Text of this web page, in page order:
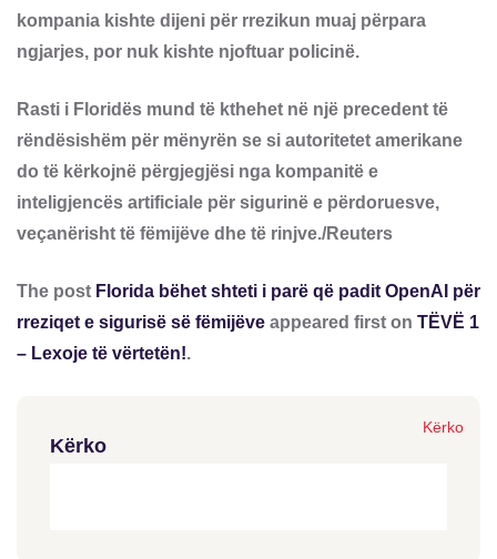
kompania kishte dijeni për rrezikun muaj përpara
ngjarjes, por nuk kishte njoftuar policinë.
Rasti i Floridës mund të kthehet në një precedent të
rëndësishëm për mënyrën se si autoritetet amerikane
do të kërkojnë përgjegjësi nga kompanitë e
inteligjencës artificiale për sigurinë e përdoruesve,
veçanërisht të fëmijëve dhe të rinjve./Reuters
The post Florida bëhet shteti i parë që padit OpenAI për
rreziqet e sigurisë së fëmijëve appeared first on TËVË 1
– Lexoje të vërtetën!.
Kërko
Kërko